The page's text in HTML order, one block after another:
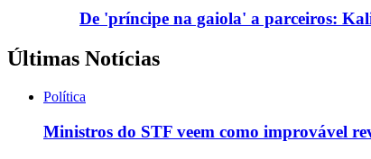
De 'príncipe na gaiola' a parceiros:
Últimas Notícias
Política
Ministros do STF veem como improvável